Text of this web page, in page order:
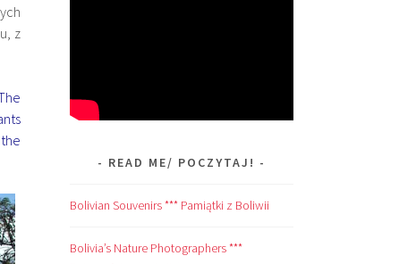
z
READ ME/ POCZYTAJ!
Bolivian Souvenirs *** Pamiątki z Boliwii
Bolivia’s Nature Photographers ***